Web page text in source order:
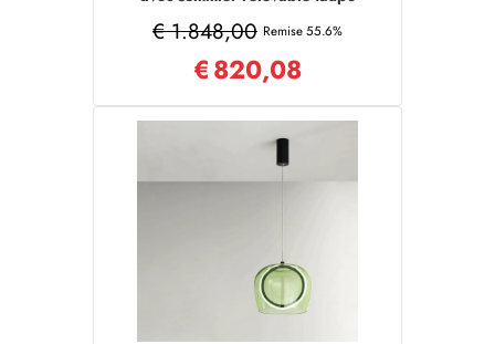
€ 1.848,00 Remise 55.6%
€820,08